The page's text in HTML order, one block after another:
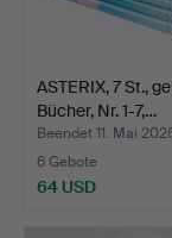
ASTERIX, 7 St.,
Bücher, Nr. 1-7,…
Beendet 11. Mai
6 Gebote
64 USD